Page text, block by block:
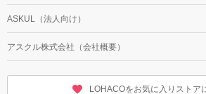
ASKUL（法人向け）
アスクル株式会社（会社概要）
LOHACOをお気に入りストア